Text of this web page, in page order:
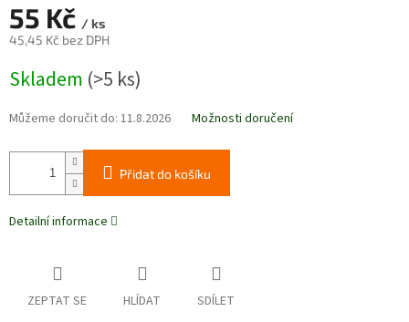
55 Kč / ks
45,45 Kč bez DPH
cena:
Skladem (>5 ks)
Můžeme doručit do: 11.8.2026 Možnosti doručení
Přidat do košíku
Detailní informace
ZEPTAT SE HLÍDAT SDÍLET